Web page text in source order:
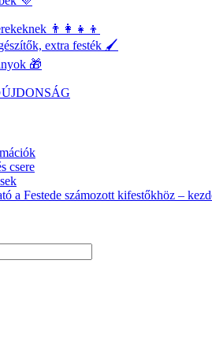
👨‍👩‍👧‍👦
extra festék 🖌️
🎁
ÚJDONSÁG
csere
a Festede számozott kifestőkhöz –